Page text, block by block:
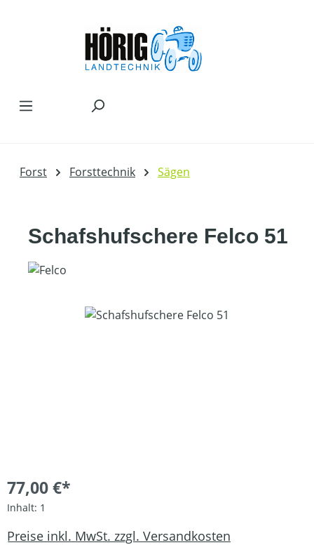
Forst Forsttechnik Sägen
Schafshufschere Felco 51
Bildergalerie überspringen
77,00 €*
Inhalt: 1
Preise inkl. MwSt. zzgl. Versandkosten